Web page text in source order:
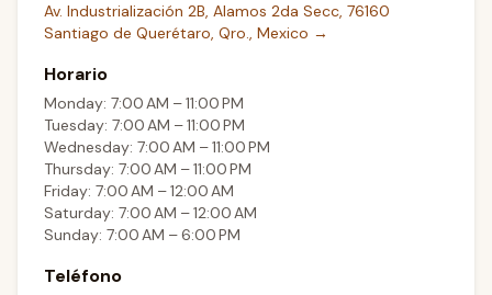
Av. Industrialización 2B, Alamos 2da Secc, 76160
Santiago de Querétaro, Qro., Mexico →
Horario
Monday: 7:00 AM – 11:00 PM
Tuesday: 7:00 AM – 11:00 PM
Wednesday: 7:00 AM – 11:00 PM
Thursday: 7:00 AM – 11:00 PM
Friday: 7:00 AM – 12:00 AM
Saturday: 7:00 AM – 12:00 AM
Sunday: 7:00 AM – 6:00 PM
Teléfono